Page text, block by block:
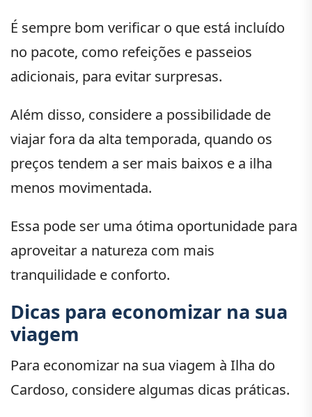
É sempre bom verificar o que está incluído
no pacote, como refeições e passeios
adicionais, para evitar surpresas.
Além disso, considere a possibilidade de
viajar fora da alta temporada, quando os
preços tendem a ser mais baixos e a ilha
menos movimentada.
Essa pode ser uma ótima oportunidade para
aproveitar a natureza com mais
tranquilidade e conforto.
Dicas para economizar na sua
viagem
Para economizar na sua viagem à Ilha do
Cardoso, considere algumas dicas práticas.